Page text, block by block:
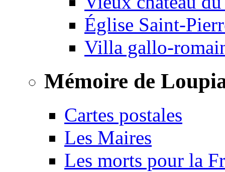
Église Saint-
Villa gallo-
Mémoire de
Cartes postales
Les Maires
Les morts pour la